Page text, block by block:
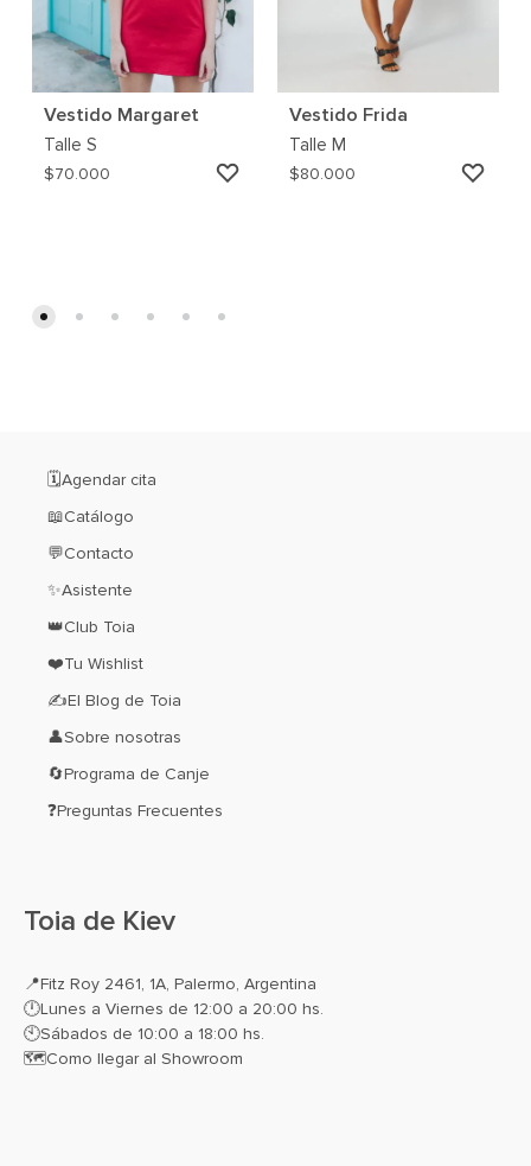
Vestido Margaret
Talle S
$70.000
AGREGAR
Vestido Frida
Talle M
$80.000
🗓️Agendar cita
📖Catálogo
💬Contacto
✨Asistente
👑Club Toia
❤️Tu Wishlist
✍El Blog de Toia
👤Sobre nosotras
🔄Programa de Canje
❓Preguntas Frecuentes
Toia de Kiev
📍Fitz Roy 2461, 1A, Palermo, Argentina
🕛Lunes a Viernes de 12:00 a 20:00 hs.
🕙Sábados de 10:00 a 18:00 hs.
🗺️Como llegar al Showroom